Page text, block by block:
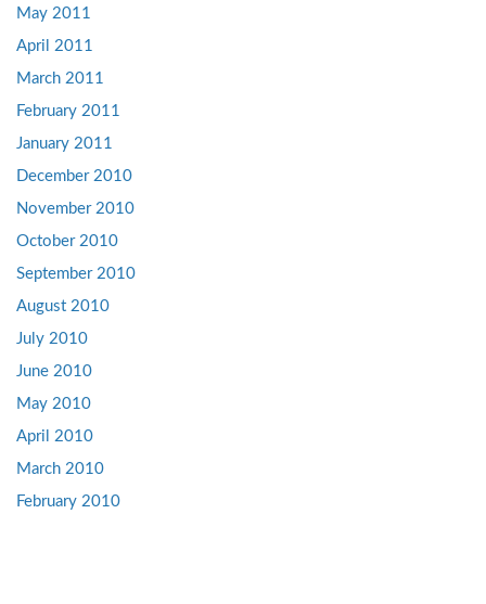
May 2011
April 2011
March 2011
February 2011
January 2011
December 2010
November 2010
October 2010
September 2010
August 2010
July 2010
June 2010
May 2010
April 2010
March 2010
February 2010